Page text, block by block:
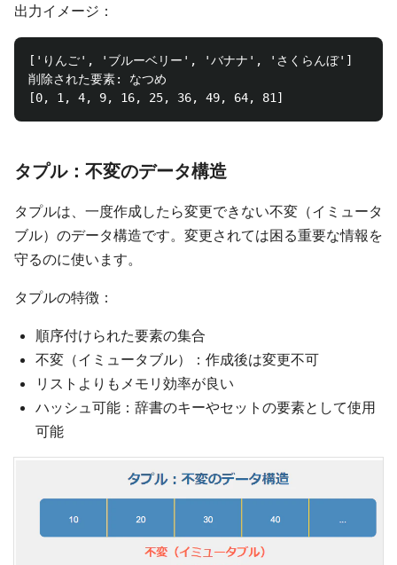
出力イメージ：
['りんご', 'ブルーベリー', 'バナナ', 'さくらんぼ']
削除された要素: なつめ
タプル：不変のデータ構造
タプルは、一度作成したら変更できない不変（イミュータ
ブル）のデータ構造です。変更されては困る重要な情報を
守るのに使います。
タプルの特徴：
順序付けられた要素の集合
不変（イミュータブル）：作成後は変更不可
リストよりもメモリ効率が良い
ハッシュ可能：辞書のキーやセットの要素として使用
可能